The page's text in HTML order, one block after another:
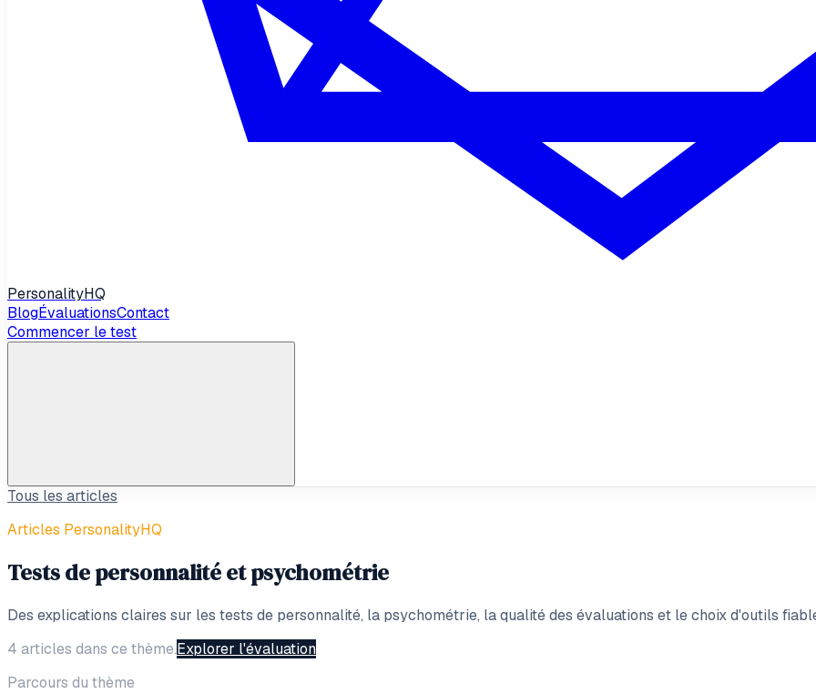
PersonalityHQ
BlogÉvaluationsContact
Commencer le test
Tous les articles
Articles PersonalityHQ
Tests de personnalité et psychométrie
Des explications claires sur les tests de personnalité, la psychométrie, la qualité des évaluations et le choix d'outils
4 articles dans ce thème.Explorer l'évaluation
Parcours du thème